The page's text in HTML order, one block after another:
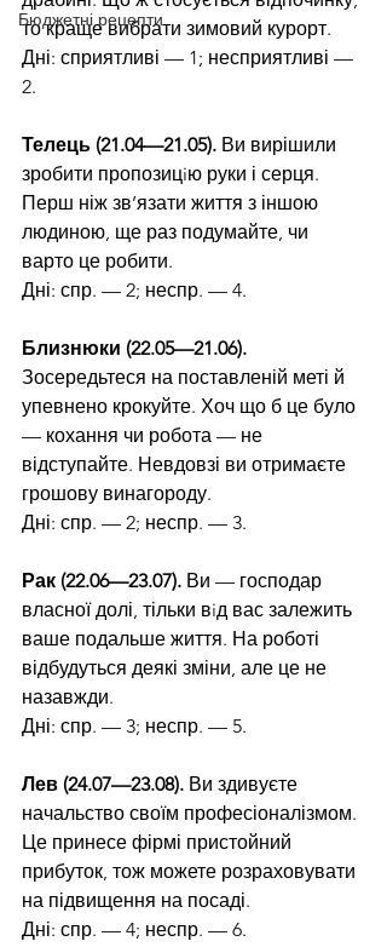
Бюджетні рецепти
то краще вибрати зимовий курорт.
Дні: сприятливі — 1; несприятливі —
2.
Телець (21.04—21.05). Ви вирішили
зробити пропозицiю руки і серця.
Перш ніж зв’язати життя з іншою
людиною, ще раз подумайте, чи
варто це робити.
Дні: спр. — 2; неспр. — 4.
Близнюки (22.05—21.06).
Зосередьтеся на поставленій меті й
упевнено крокуйте. Хоч що б це було
— кохання чи робота — не
відступайте. Невдовзі ви отримаєте
грошову винагороду.
Дні: спр. — 2; неспр. — 3.
Рак (22.06—23.07). Ви — господар
власної долі, тільки вiд вас залежить
ваше подальше життя. На роботі
відбудуться деякі зміни, але це не
назавжди.
Дні: спр. — 3; неспр. — 5.
Лев (24.07—23.08). Ви здивуєте
начальство своїм професіоналізмом.
Це принесе фірмі пристойний
прибуток, тож можете розраховувати
на підвищення на посаді.
Дні: спр. — 4; неспр. — 6.